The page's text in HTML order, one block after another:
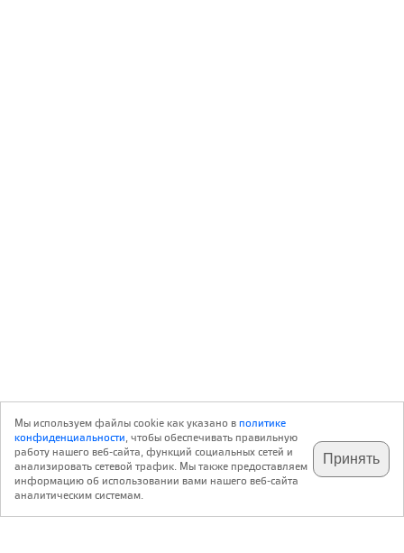
подпишитесь на наш
телеграм @archi_ru
✕
с 20 июля 1999 г.
Мы используем файлы cookie как указано вполитике
конфиденциальности, чтобы обеспечивать правильную
работу нашего веб-сайта, функций социальных сетей и
анализировать сетевой трафик. Мы также предоставляем
информацию об использовании вами нашего веб-сайта
аналитическим системам.
Принять